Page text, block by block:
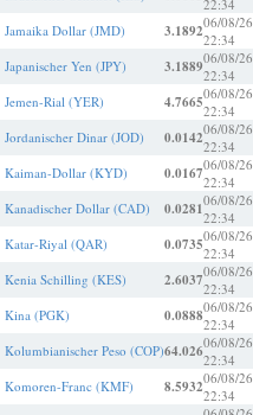
22:34
Jamaika Dollar (JMD) 3.189206/08/26
22:34
Japanischer Yen (JPY) 3.188906/08/26
22:34
Jemen-Rial (YER) 4.766506/08/26
22:34
Jordanischer Dinar (JOD) 0.014206/08/26
22:34
Kaiman-Dollar (KYD) 0.016706/08/26
22:34
Kanadischer Dollar (CAD) 0.028106/08/26
22:34
Katar-Riyal (QAR) 0.073506/08/26
22:34
Kenia Schilling (KES) 2.603706/08/26
22:34
Kina (PGK) 0.088806/08/26
22:34
Kolumbianischer Peso (COP)64.02606/08/26
22:34
Komoren-Franc (KMF) 8.593206/08/26
22:34